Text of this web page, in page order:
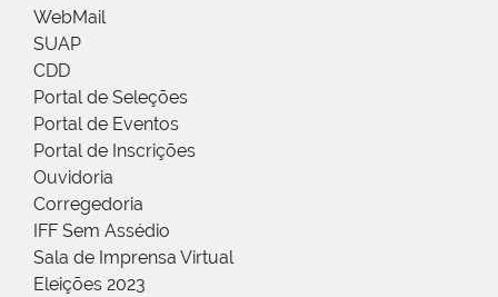
WebMail
SUAP
CDD
Portal de Seleções
Portal de Eventos
Portal de Inscrições
Ouvidoria
Corregedoria
IFF Sem Assédio
Sala de Imprensa Virtual
Eleições 2023